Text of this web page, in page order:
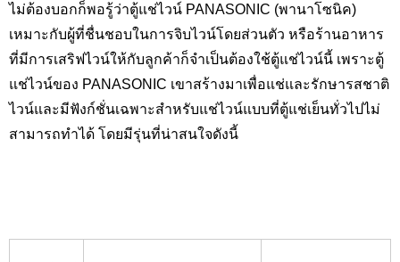
ไม่ต้องบอกก็พอรู้ว่าตู้แช่ไวน์ PANASONIC (พานาโซนิค)
เหมาะกับผู้ที่ชื่นชอบในการจิบไวน์โดยส่วนตัว หรือร้านอาหาร
ที่มีการเสริฟไวน์ให้กับลูกค้าก็จำเป็นต้องใช้ตู้แช่ไวน์นี้ เพราะตู้
แช่ไวน์ของ PANASONIC เขาสร้างมาเพื่อแช่และรักษารสชาติ
ไวน์และมีฟังก์ชั่นเฉพาะสำหรับแช่ไวน์แบบที่ตู้แช่เย็นทั่วไปไม่
สามารถทำได้ โดยมีรุ่นที่น่าสนใจดังนี้